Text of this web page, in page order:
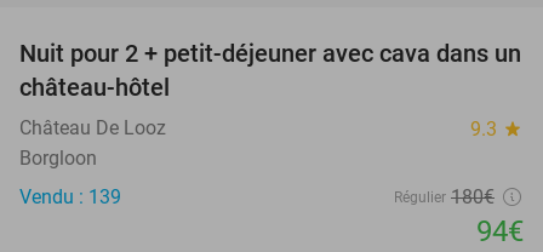
48%
Nuit pour 2 + petit-déjeuner avec cava dans un
château-hôtel
Château De Looz 9.3 star
Borgloon
Vendu : 139
Régulier 180€
94€